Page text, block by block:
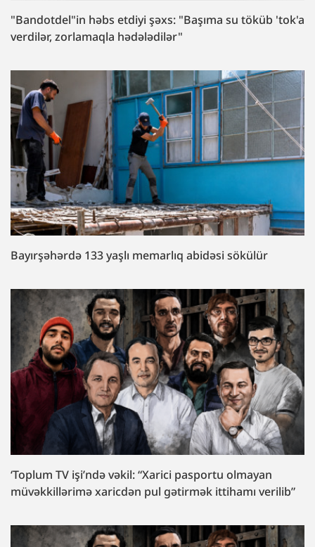
"Bandotdel"in həbs etdiyi şəxs: "Başıma su töküb 'tok'a
verdilər, zorlamaqla hədələdilər"
Bayırşəhərdə 133 yaşlı memarlıq abidəsi sökülür
‘Toplum TV işi’ndə vəkil: “Xarici pasportu olmayan
müvəkkillərimə xaricdən pul gətirmək ittihamı verilib”